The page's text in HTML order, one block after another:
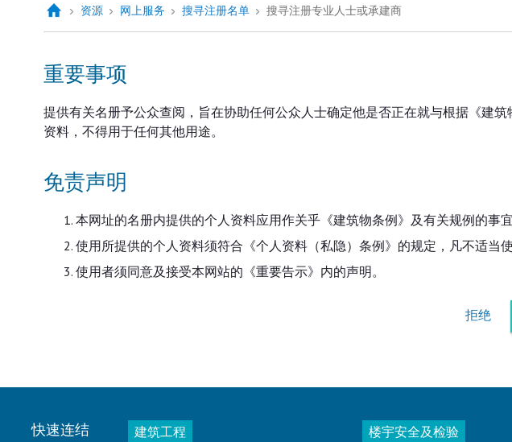
资源 网上服务 搜寻注册名单 搜寻注册专业人士或承建商
重要事项
提供有关名册予公众查阅，旨在协助任何公众人士确定他是否正在就与根据《建
资料，不得用于任何其他用途。
免责声明
本网址的名册内提供的个人资料应用作关乎《建筑物条例》及有关规例的事宜
使用所提供的个人资料须符合《个人资料（私隐）条例》的规定，凡不适当
使用者须同意及接受本网站的《重要告示》内的声明。
拒绝
快速连结
建筑工程
楼宇安全及检验